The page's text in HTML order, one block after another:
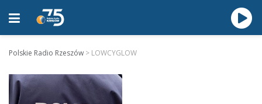
Polskie Radio Rzeszów > LOWCYGLOW